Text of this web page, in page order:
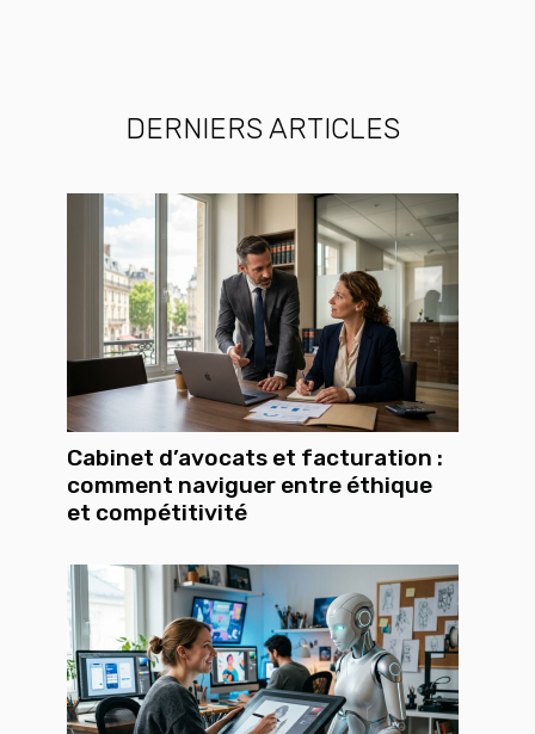
DERNIERS ARTICLES
Cabinet d’avocats et facturation :
comment naviguer entre éthique
et compétitivité